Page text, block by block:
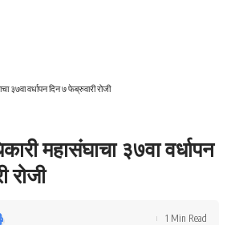
३७वा वर्धापन दिन ७ फेब्रुवारी रोजी
महासंघाचा ३७वा वर्धापन
रोजी
1 Min Read